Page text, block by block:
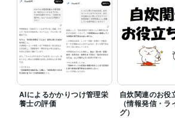
そのため余裕を持った時間の確保を目的とし1
設けていただければと思います。
経験職種
ライフスタイル・その他 / その他 経験年数 :
個人 2025年1月 ~ 現在
AIによるかかりつけ管理栄
養士の評価
自炊関連のお役
（情報発信・ラ
グ）